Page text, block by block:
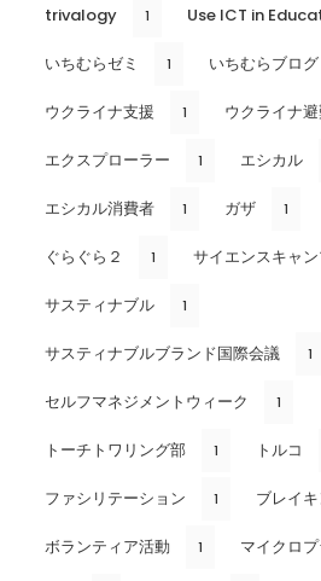
trivalogy 1 Use ICT in
いちむらゼミ 1 いちむらブログ
ウクライナ支援 1 ウクライナ
エクスプローラー 1 エシカル
エシカル消費者 1 ガザ 1
ぐらぐら２ 1 サイエンスキャ
サスティナブル 1
サスティナブルブランド国際会議 1
セルフマネジメントウィーク 1
トーチトワリング部 1 トルコ
ファシリテーション 1 ブレイ
ボランティア活動 1 マイクロ